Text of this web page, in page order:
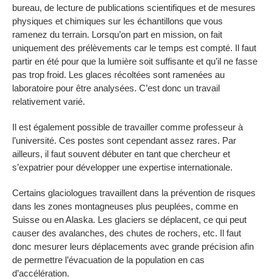
bureau, de lecture de publications scientifiques et de mesures
physiques et chimiques sur les échantillons que vous
ramenez du terrain. Lorsqu’on part en mission, on fait
uniquement des prélèvements car le temps est compté. Il faut
partir en été pour que la lumière soit suffisante et qu’il ne fasse
pas trop froid. Les glaces récoltées sont ramenées au
laboratoire pour être analysées. C’est donc un travail
relativement varié.
Il est également possible de travailler comme professeur à
l’université. Ces postes sont cependant assez rares. Par
ailleurs, il faut souvent débuter en tant que chercheur et
s’expatrier pour développer une expertise internationale.
Certains glaciologues travaillent dans la prévention de risques
dans les zones montagneuses plus peuplées, comme en
Suisse ou en Alaska. Les glaciers se déplacent, ce qui peut
causer des avalanches, des chutes de rochers, etc. Il faut
donc mesurer leurs déplacements avec grande précision afin
de permettre l’évacuation de la population en cas
d’accélération.